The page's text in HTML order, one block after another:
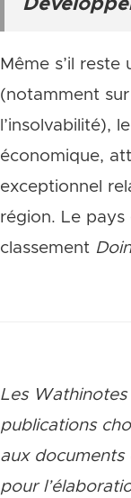
Même s’il
(notamment
l’insolvabilité),
économique,
exceptionnel
région. Le pays
classement
Les
publications
aux documents
pour